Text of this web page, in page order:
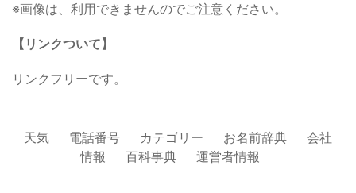
※画像は、利用できませんのでご注意ください。
【リンクついて】
リンクフリーです。
天気 電話番号 カテゴリー お名前辞典
会社
情報
百科事典 運営者情報